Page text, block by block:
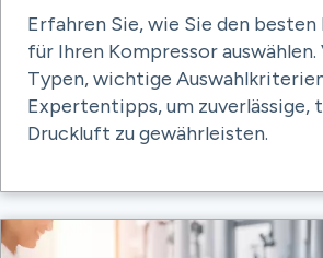
Erfahren Sie, wie Sie den
für Ihren Kompressor
Typen, wichtige
Expertentipps, um zuverlässige,
Druckluft zu gewährleisten.